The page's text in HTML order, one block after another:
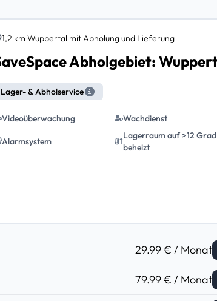
1,2 km Wuppertal mit Abholung und Lieferung
Lager- & Abholservice
Videoüberwachung Wachdienst
Alarmsystem
Lagerraum auf >12 Grad
beheizt
29.99 € / Monat
79.99 € / Monat